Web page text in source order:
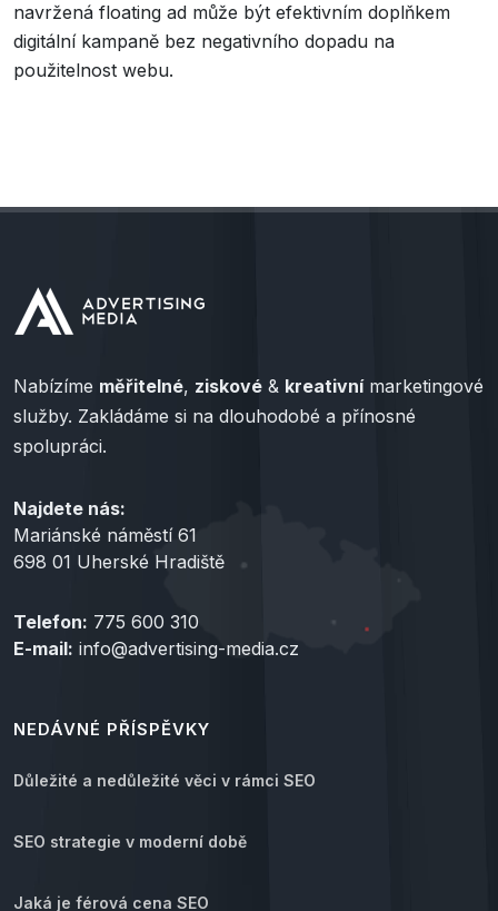
navržená floating ad může být efektivním doplňkem
digitální kampaně bez negativního dopadu na
použitelnost webu.
Nabízíme měřitelné, ziskové & kreativnímarketingové
služby. Zakládáme si na dlouhodobé a přínosné
spolupráci.
Najdete nás:
Mariánské náměstí 61
698 01 Uherské Hradiště
Telefon: 775 600 310
E-mail: info@advertising-media.cz
NEDÁVNÉ PŘÍSPĚVKY
Důležité a nedůležité věci v rámci SEO
SEO strategie v moderní době
Jaká je férová cena SEO